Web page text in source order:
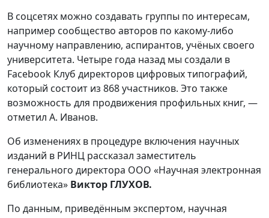
В соцсетях можно создавать группы по интересам,
например сообщество авторов по какому-либо
научному направлению, аспирантов, учёных своего
университета. Четыре года назад мы создали в
Facebook Клуб директоров цифровых типографий,
который состоит из 868 участников. Это также
возможность для продвижения профильных книг, —
отметил А. Иванов.
Об изменениях в процедуре включения научных
изданий в РИНЦ рассказал заместитель
генерального директора ООО «Научная электронная
библиотека» Виктор ГЛУХОВ.
По данным, приведённым экспертом, научная